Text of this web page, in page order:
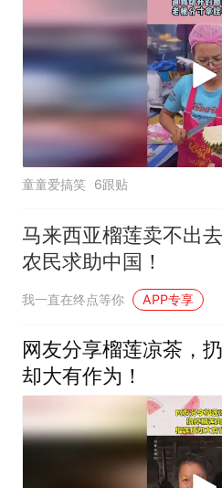
童童爱搞笑 6跟贴
马来西亚榴莲卖不出去
农民求助中国！
我一直在终点等你 APP专享
网友分享榴莲凉茶，
却大有作为！